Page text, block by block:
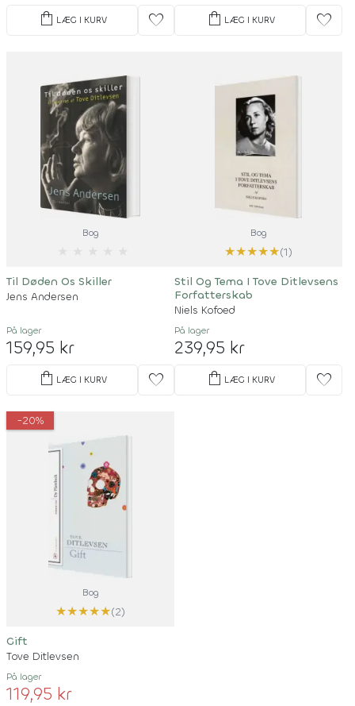
shopping_bag LÆG I KURV favorite shopping_bag LÆG I KURV favorite
Bog
Til Døden Os Skiller
Jens Andersen
På lager
159,95 kr
shopping_bag LÆG I KURV favorite
Bog
★★★★★(1)
Stil Og Tema I Tove Ditlevsens
Forfatterskab
Niels Kofoed
På lager
239,95 kr
shopping_bag LÆG I KURV favorite
-20%
Bog
★★★★★(2)
Gift
Tove Ditlevsen
På lager
119,95 kr